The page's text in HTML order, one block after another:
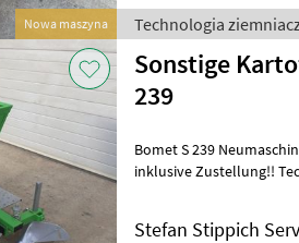
Nowa maszyna Technologia
Sonstige
239
Bomet S 239
inklusive Zustellung!! Technische Daten: - 2-reihig - Modell: Bomet
Stefan Stippich